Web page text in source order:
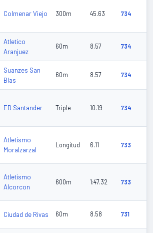
Colmenar Viejo 300m 45.63 734
Atletico
Aranjuez
60m 8.57 734
Suanzes San
Blas
60m 8.57 734
ED Santander Triple 10.19 734
Atletismo
Moralzarzal
Longitud 6.11 733
Atletismo
Alcorcon
600m 1:47.32 733
Ciudad de Rivas 60m 8.58 731